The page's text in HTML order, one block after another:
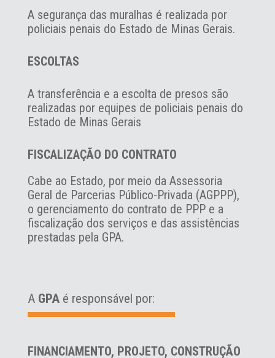
A segurança das muralhas é realizada por
policiais penais do Estado de Minas Gerais.
ESCOLTAS
A transferência e a escolta de presos são
realizadas por equipes de policiais penais do
Estado de Minas Gerais
FISCALIZAÇÃO DO CONTRATO
Cabe ao Estado, por meio da Assessoria
Geral de Parcerias Público-Privada (AGPPP),
o gerenciamento do contrato de PPP e a
fiscalização dos serviços e das assistências
prestadas pela GPA.
A GPAé responsável por:
FINANCIAMENTO, PROJETO, CONSTRUÇÃO